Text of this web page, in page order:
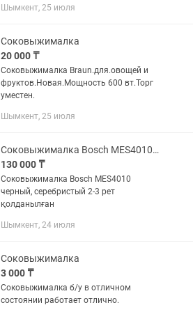
Шымкент, 25 июля
Соковыжималка
20 000 ₸
Соковыжималка Braun.для.овощей и
фруктов.Новая.Мощность 600 вт.Торг
уместен.
Шымкент, 25 июля
Соковыжималка Bosch MES4010 черный, серебристый
130 000 ₸
Соковыжималка Bosch MES4010
черный, серебристый 2-3 рет
қолданылған
Шымкент, 24 июля
Соковыжималка
3 000 ₸
Соковыжималка б/у в отличном
состоянии работает отлично.